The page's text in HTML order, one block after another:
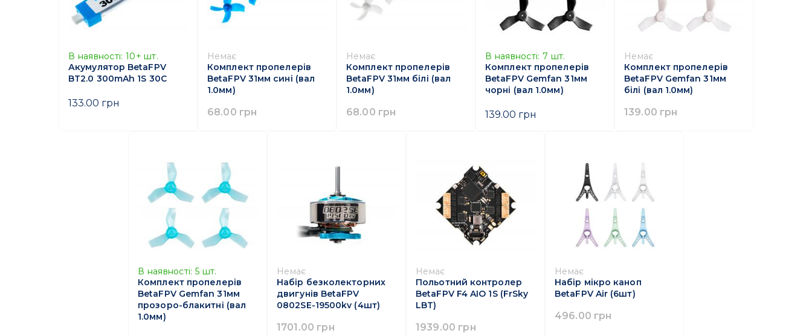
В наявності: 10+ шт.
Акумулятор BetaFPV
BT2.0 300mAh 1S 30C
133.00 грн
Немає
Комплект пропелерів
BetaFPV 31мм сині (вал
1.0мм)
68.00 грн
Немає
Комплект пропелерів
BetaFPV 31мм білі (вал
1.0мм)
68.00 грн
В наявності: 7 шт.
Комплект пропелерів
BetaFPV Gemfan 31мм
чорні (вал 1.0мм)
139.00 грн
Немає
Комплект пропелерів
BetaFPV Gemfan 31мм
білі (вал 1.0мм)
139.00 грн
В наявності: 5 шт.
Комплект пропелерів
BetaFPV Gemfan 31мм
прозоро-блакитні (вал
1.0мм)
Немає
Набір безколекторних
двигунів BetaFPV
0802SE-19500kv (4шт)
1701.00 грн
Немає
Польотний контролер
BetaFPV F4 AIO 1S (FrSky
LBT)
1939.00 грн
Немає
Набір мікро каноп
BetaFPV Air (6шт)
496.00 грн